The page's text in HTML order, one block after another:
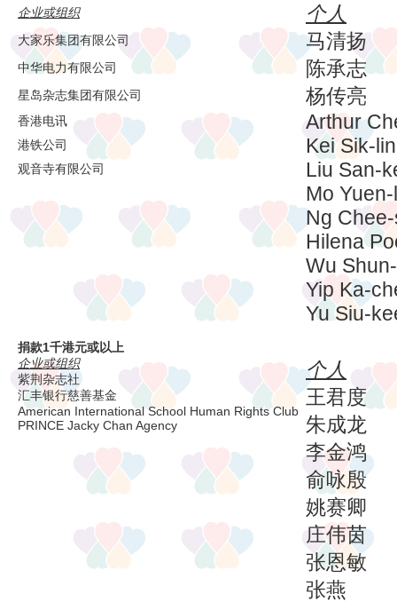
企业或组织
个人
大家乐集团有限公司 马清扬
中华电力有限公司 陈承志
星岛杂志集团有限公司 杨传亮
香港电讯 Arthur
港铁公司 Kei Sik-
观音寺有限公司
Liu San-
Mo
Ng
Hilena
Wu
Yip Ka-
Yu Siu-
捐款1千港元或以上
企业或组织
紫荆杂志社
汇丰银行慈善基金
American International School Human Rights Club
PRINCE Jacky Chan Agency
个人
王君度
朱成龙
李金鸿
俞咏殷
姚赛卿
庄伟茵
张恩敏
张燕